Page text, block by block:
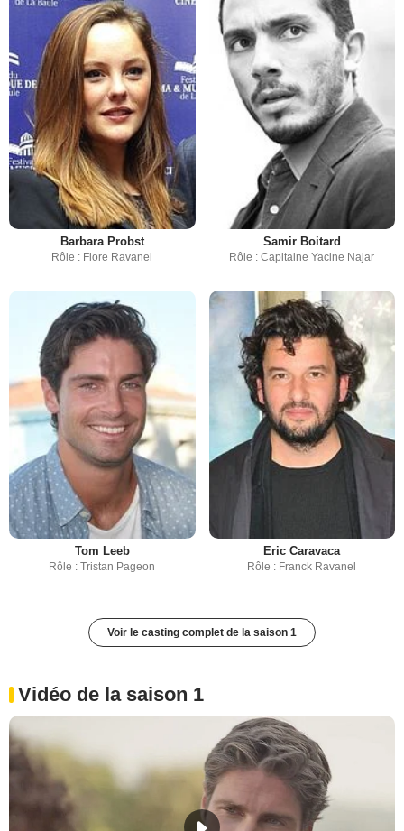
Barbara Probst
Rôle : Flore Ravanel
Samir Boitard
Rôle : Capitaine Yacine Najar
Tom Leeb
Rôle : Tristan Pageon
Eric Caravaca
Rôle : Franck Ravanel
Voir le casting complet de la saison 1
Vidéo de la saison 1